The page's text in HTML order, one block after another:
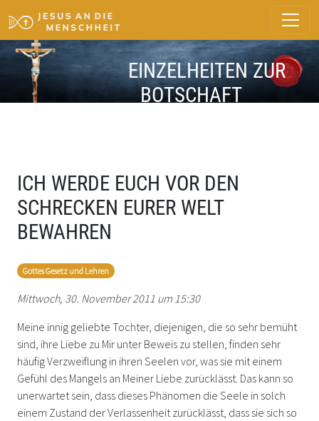
EINZELHEITEN ZUR
BOTSCHAFT
ICH WERDE EUCH VOR DEN
SCHRECKEN EURER WELT
BEWAHREN
Gottes Gesetz und Lehren
Mittwoch, 30. November 2011 um 15:30
Meine innig geliebte Tochter, diejenigen, die so sehr bemüht
sind, ihre Liebe zu Mir unter Beweis zu stellen, finden sehr
häufig Verzweiflung in ihren Seelen vor, was sie mit einem
Gefühl des Mangels an Meiner Liebe zurücklässt. Das kann so
unerwartet sein, dass dieses Phänomen die Seele in solch
einem Zustand der Verlassenheit zurücklässt, dass sie sich so